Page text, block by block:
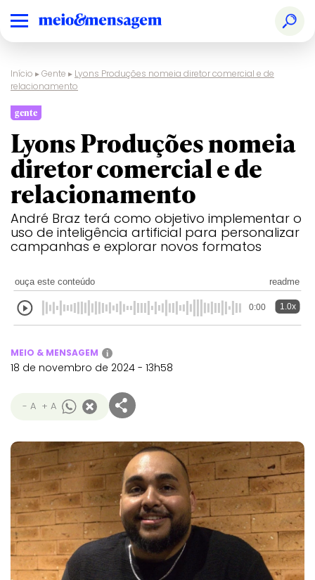
Início ▸Gente ▸ Lyons Produções nomeia diretor comercial e de
relacionamento
gente
Lyons Produções nomeia
diretor comercial e de
relacionamento
André Braz terá como objetivo implementar o
uso de inteligência artificial para personalizar
campanhas e explorar novos formatos
ouça este conteúdo readme
0:00 1.0x
MEIO & MENSAGEM i
18 de novembro de 2024 - 13h58
- A + A